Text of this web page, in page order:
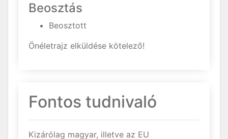
Beosztás
Beosztott
Önéletrajz elküldése kötelező!
Fontos tudnivaló
Kizárólag magyar, illetve az EU